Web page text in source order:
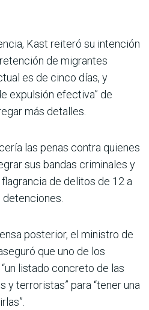
Kast reiteró su intención
de migrantes
es de cinco días, y
expulsión efectiva” de
más detalles.
las penas contra quienes
sus bandas criminales y
de delitos de 12 a
detenciones.
posterior, el ministro de
que uno de los
listado concreto de las
y terroristas” para “tener una